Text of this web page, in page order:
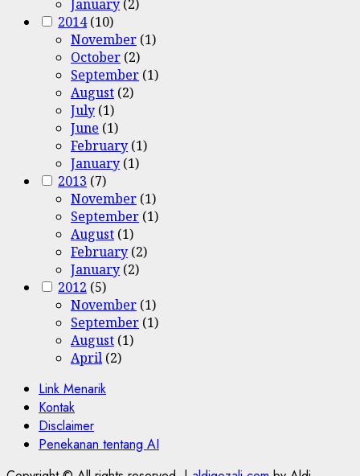
January (2)
2014(10)
November (1)
October (2)
September (1)
August (2)
July (1)
June (1)
February (1)
January (1)
2013 (7)
November (1)
September (1)
August (1)
February (2)
January (2)
2012 (5)
November (1)
September (1)
August (1)
April (2)
Link Menarik
Kontak
Disclaimer
Penekanan tentang AI